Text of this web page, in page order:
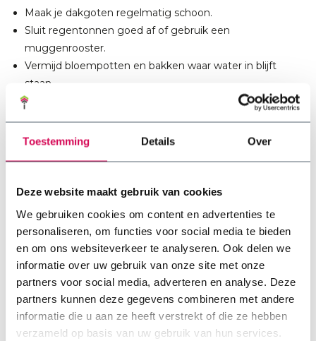
Toestemming Details Over
Deze website maakt gebruik van cookies
We gebruiken cookies om content en advertenties te
personaliseren, om functies voor social media te bieden
en om ons websiteverkeer te analyseren. Ook delen we
informatie over uw gebruik van onze site met onze
partners voor social media, adverteren en analyse. Deze
partners kunnen deze gegevens combineren met andere
informatie die u aan ze heeft verstrekt of die ze hebben
verzameld op basis van uw gebruik van hun services.
Maak je dakgoten regelmatig schoon.
Sluit regentonnen goed af of gebruik een
muggenrooster.
Vermijd bloempotten en bakken waar water in blijft
staan.
Gebruik geurplanten zoals lavendel, citroengras of munt
in je tuin of op je balkon.
Door deze punten aan te pakken, kun je muggenoverlast
te verdenken.